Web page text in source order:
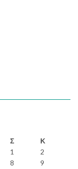
Σ
Κ
1
2
8
9